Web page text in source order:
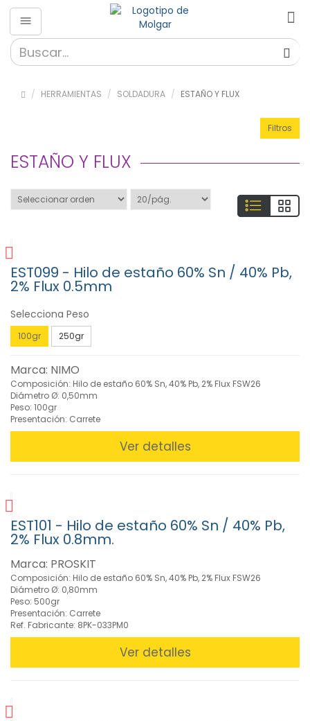
HERRAMIENTAS SOLDADURA ESTAÑO Y FLUX
Herramientas
»
(56)
» Fibra
(26)
»
Herramientas
(324)
Herramientas
aisladas VDE
1000V (37)
»
Herramientas
Eléctricas
(43)
»
Mantenimiento
(55)
»
Linternas
(32)
»
Lupas
(22)
Soldadura
Filtros
ESTAÑO Y FLUX
EST099 - Hilo de estaño 60% Sn / 40% Pb,
2% Flux 0.5mm
Selecciona Peso
100gr 250gr
Marca: NIMO
Composición: Hilo de estaño 60% Sn, 40% Pb, 2% Flux FSW26
Diámetro Ø: 0,50mm
Peso: 100gr
Presentación: Carrete
Ver detalles
EST101 - Hilo de estaño 60% Sn / 40% Pb,
2% Flux 0.8mm.
Marca: PROSKIT
Composición: Hilo de estaño 60% Sn, 40% Pb, 2% Flux FSW26
Diámetro Ø: 0,80mm
Peso: 500gr
Presentación: Carrete
Ref. Fabricante: 8PK-033PM0
Ver detalles